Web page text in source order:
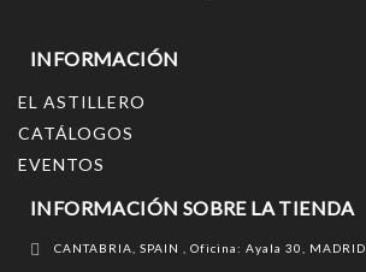
INFORMACIÓN
EL ASTILLERO
CATÁLOGOS
EVENTOS
INFORMACIÓN SOBRE LA TIENDA
CANTABRIA, SPAIN , Oficina: Ayala 30, MADRID